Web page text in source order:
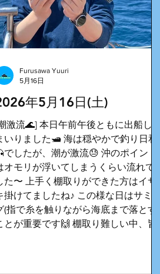
年5月16日(土)
激流🌊] 本日午前午後ともに出船して
いりました🛥️ 海は穏やかで釣り日和
でしたが、潮が激流😓 沖のポイント
オモリが浮いてしまうくらい流れてま
た〜 上手く棚取りができた方はイサ
掛けてましたね♪ この様な日はサミン
(指で糸を触りながら海底まで落とす)
とが重要です🙌 棚取り難しい中、皆
Furusawa Yuuri
5月16日